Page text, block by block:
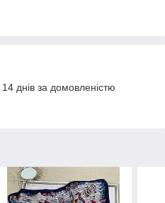
днів за домовленістю